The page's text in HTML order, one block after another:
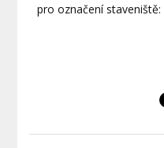
pro označení staveniště: